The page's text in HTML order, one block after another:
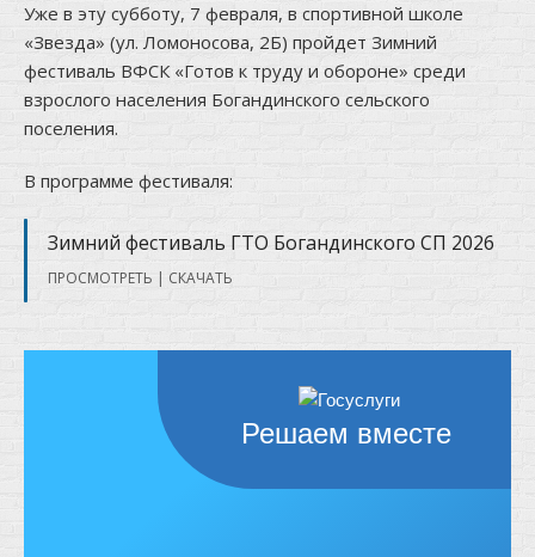
Уже в эту субботу, 7 февраля, в спортивной школе
«Звезда» (ул. Ломоносова, 2Б) пройдет Зимний
фестиваль ВФСК «Готов к труду и обороне» среди
взрослого населения Богандинского сельского
поселения.
В программе фестиваля:
Зимний фестиваль ГТО Богандинского СП 2026
ПРОСМОТРЕТЬ | СКАЧАТЬ
Решаем вместе